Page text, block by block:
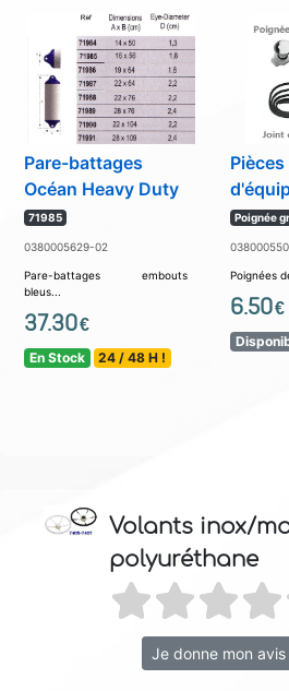
Pare-battages
Océan Heavy Duty
71985
0380005629-02
Pare-battages embouts
bleus...
37.30€
En Stock 24 / 48 H !
Poignée
Poignées
6.50€
Volants inox/
polyuréthane
Je donne mon avis